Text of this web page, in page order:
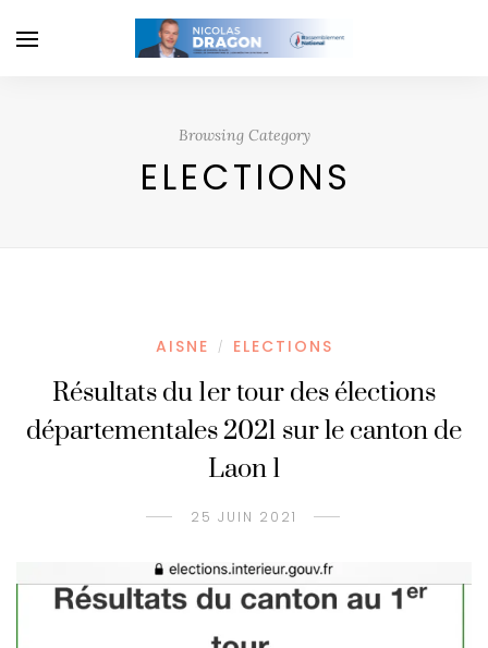
Browsing Category
ELECTIONS
AISNE / ELECTIONS
Résultats du 1er tour des élections
départementales 2021 sur le canton de
Laon 1
25 JUIN 2021